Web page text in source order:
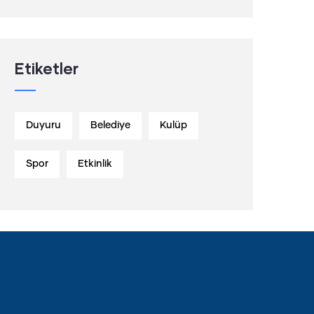
Etiketler
Duyuru Belediye Kulüp
Spor Etkinlik